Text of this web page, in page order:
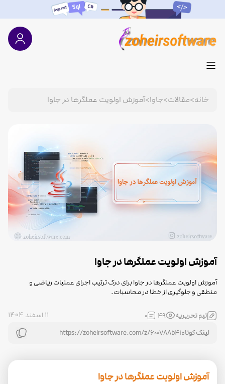
خانه>مقالات>جاوا>آموزش اولویت عملگرها در جاوا
آموزش اولویت عملگرها در جاوا
آموزش اولویت عملگرها در جاوا برای درک ترتیب اجرای عملیات ریاضی و
منطقی و جلوگیری از خطا در محاسبات.
تیم تحریریه 49
0 11 اسفند 1404
لینک کوتاه
آموزش اولویت عملگرها در جاوا